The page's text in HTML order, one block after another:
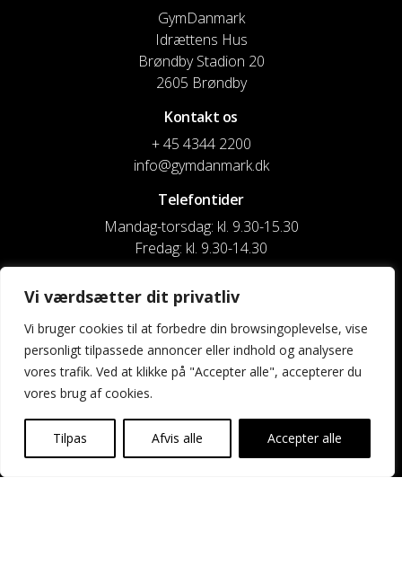
Vi værdsætter dit privatliv
Vi bruger cookies til at forbedre din browsingoplevelse, vise
personligt tilpassede annoncer eller indhold og analysere
vores trafik. Ved at klikke på "Accepter alle", accepterer du
vores brug af cookies.
Tilpas Afvis alle Accepter alle
GymDanmark
Idrættens Hus
Brøndby Stadion 20
2605 Brøndby
Kontakt os
+ 45 4344 2200
info@gymdanmark.dk
Telefontider
Mandag-torsdag: kl. 9.30-15.30
Fredag: kl. 9.30-14.30
CVR nr. 20916818
Reg. & Kontonr.: 4180 3119119022
Privatlivspolitik og cookies
Kontakt os
Kalender